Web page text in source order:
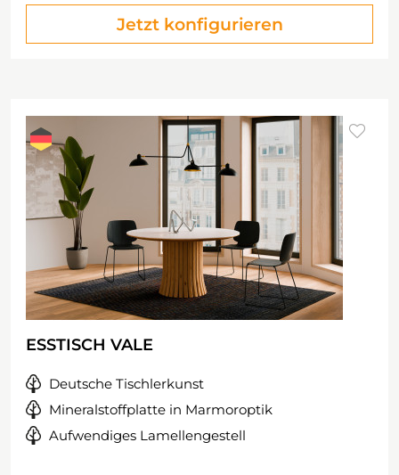
Jetzt konfigurieren
ESSTISCH VALE
Deutsche Tischlerkunst
Mineralstoffplatte in Marmoroptik
Aufwendiges Lamellengestell